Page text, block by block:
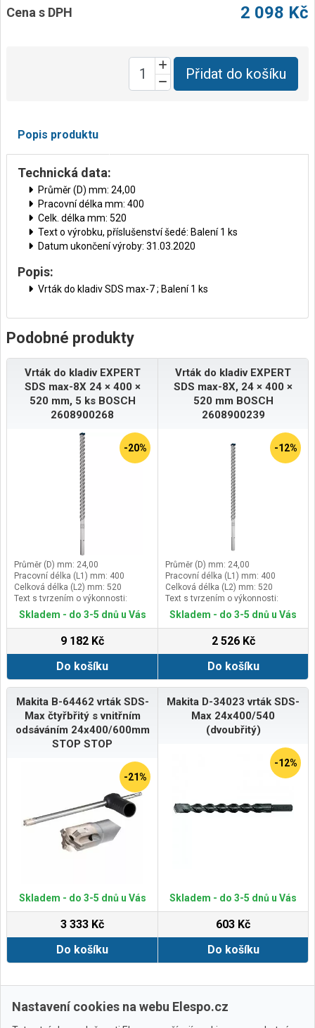
Cena s DPH 2 098 Kč
Přidat do košíku
Popis produktu
Technická data:
Průměr (D) mm: 24,00
Pracovní délka mm: 400
Celk. délka mm: 520
Text o výrobku, příslušenství šedé: Balení 1 ks
Datum ukončení výroby: 31.03.2020
Popis:
Vrták do kladiv SDS max-7 ; Balení 1 ks
Podobné produkty
Vrták do kladiv EXPERT
SDS max-8X 24 × 400 ×
520 mm, 5 ks BOSCH
2608900268
-20%
Průměr (D) mm: 24,00
Pracovní délka (L1) mm: 400
Celková délka (L2) mm: 520
Text s tvrzením o výkonnosti:
Vydrží až 3× déle než vrták Bosch
SDS max-4
Skladem - do 3-5 dnů u Vás
9 182 Kč
Do košíku
Vrták do kladiv EXPERT
SDS max-8X, 24 × 400 ×
520 mm BOSCH
2608900239
-12%
Průměr (D) mm: 24,00
Pracovní délka (L1) mm: 400
Celková délka (L2) mm: 520
Text s tvrzením o výkonnosti:
Vydrží až 3× déle než vrták Bosch
SDS max-4
Skladem - do 3-5 dnů u Vás
2 526 Kč
Do košíku
Makita B-64462 vrták SDS-
Max čtyřbřitý s vnitřním
odsáváním 24x400/600mm
STOP STOP
-21%
Skladem - do 3-5 dnů u Vás
3 333 Kč
Do košíku
Makita D-34023 vrták SDS-
Max 24x400/540
(dvoubřitý)
-12%
Skladem - do 3-5 dnů u Vás
603 Kč
Do košíku
Zobrazit další
Nastavení cookies na webu Elespo.cz